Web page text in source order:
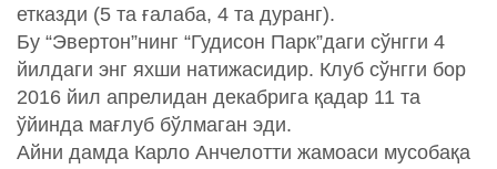
етказди (5 та ғалаба, 4 та дуранг).
Бу “Эвертон”нинг “Гудисон Парк”даги сўнгги 4
йилдаги энг яхши натижасидир. Клуб сўнгги бор
2016 йил апрелидан декабрига қадар 11 та
ўйинда мағлуб бўлмаган эди.
Айни дамда Карло Анчелотти жамоаси мусобақа